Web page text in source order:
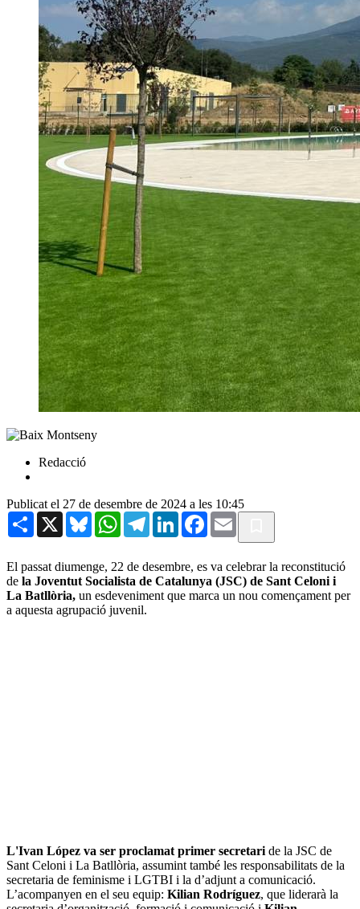
Redacció
Publicat el 27 de desembre de 2024 a les 10:45
Share X BlueskyWhatsAppTelegramLinkedInFacebook
Email
El passat diumenge, 22 de desembre, es va celebrar la reconstitució
de la Joventut Socialista de Catalunya (JSC) de Sant Celoni i
La Batllòria, un esdeveniment que marca un nou començament per
a aquesta agrupació juvenil.
L'Ivan López va ser proclamat primer secretari de la JSC de
Sant Celoni i La Batllòria, assumint també les responsabilitats de la
secretaria de feminisme i LGTBI i la d’adjunt a comunicació.
L’acompanyen en el seu equip: Kilian Rodríguez, que liderarà la